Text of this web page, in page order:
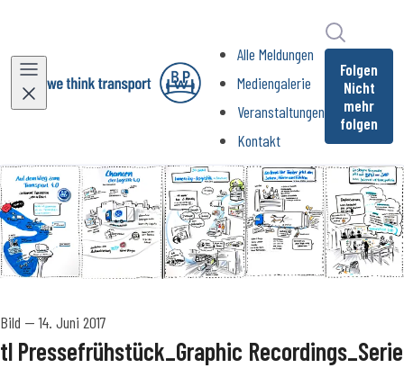
Alle Meldungen
Mediengalerie
Veranstaltungen
Kontakt
Folgen
Nicht
mehr
folgen
Bild —14. Juni 2017
tl Pressefrühstück_Graphic Recordings_Serie